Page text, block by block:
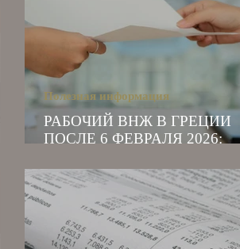
РАБОЧИЙ ВНЖ В ГРЕЦИИ
ПОСЛЕ 6 ФЕВРАЛЯ 2026:
КОТОРЫХ ВАЖНО ЗНАТЬ
Полезная информация